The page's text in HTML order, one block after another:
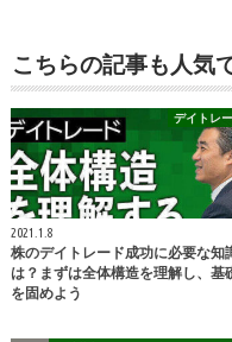
こちらの記事も人気
デイトレ
2021.1.8
株のデイトレード成功に必要な知
は？まずは全体構造を理解し、基
を固めよう